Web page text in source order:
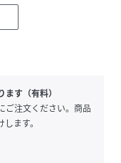
名前
ー
す（有料）
ご注文ください。商品
ます。